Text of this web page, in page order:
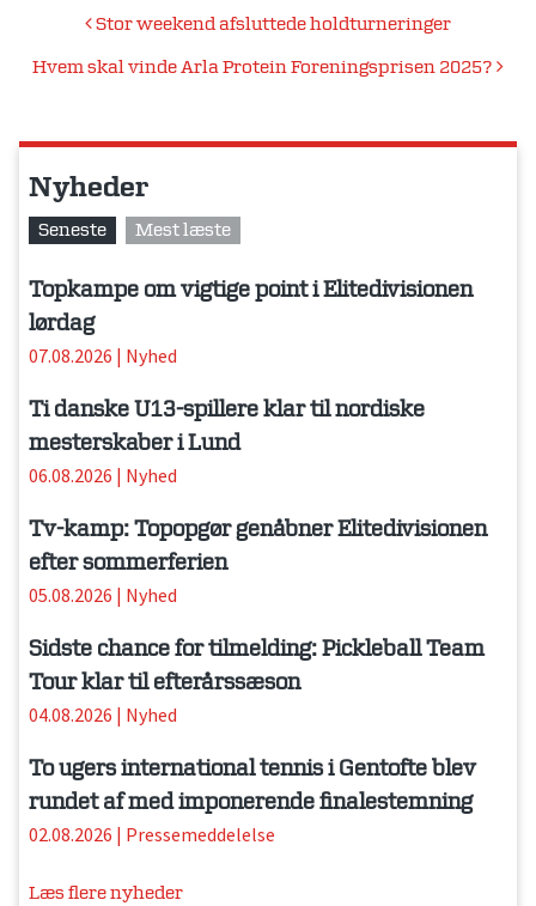
Indlægsnavigation
Stor weekend afsluttede holdturneringer
Hvem skal vinde Arla Protein Foreningsprisen 2025?
Nyheder
Seneste Mest læste
Topkampe om vigtige point i Elitedivisionen
lørdag
07.08.2026 | Nyhed
Ti danske U13-spillere klar til nordiske
mesterskaber i Lund
06.08.2026 | Nyhed
Tv-kamp: Topopgør genåbner Elitedivisionen
efter sommerferien
05.08.2026 | Nyhed
Sidste chance for tilmelding: Pickleball Team
Tour klar til efterårssæson
04.08.2026 | Nyhed
To ugers international tennis i Gentofte blev
rundet af med imponerende finalestemning
02.08.2026 | Pressemeddelelse
Læs flere nyheder